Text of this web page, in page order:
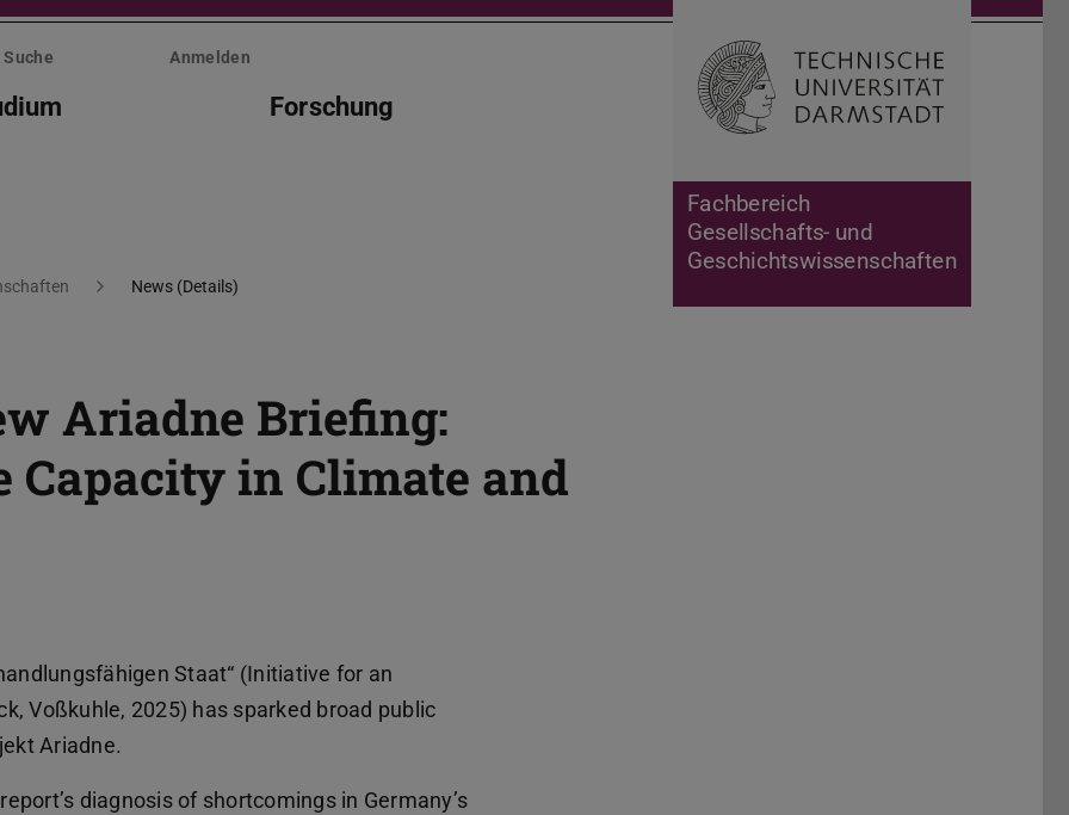
Fachbereich
Gesellschafts- und
Geschichtswissenschaften
Suche Anmelden
Forschung Suche öffnen
News (Details)
Ariadne Briefing:
Capacity in Climate and
Staat“ (Initiative for an
Voßkuhle, 2025) has sparked broad public
Ariadne.
diagnosis of shortcomings in Germany’s